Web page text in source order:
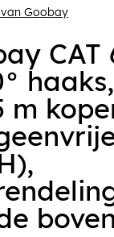
Goobay
m